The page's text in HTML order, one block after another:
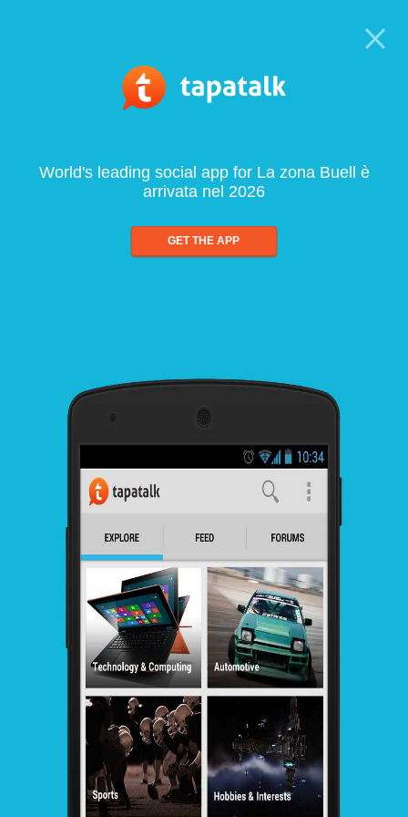
World's leading social app for La zona Buell è
arrivata nel 2026
GET THE APP